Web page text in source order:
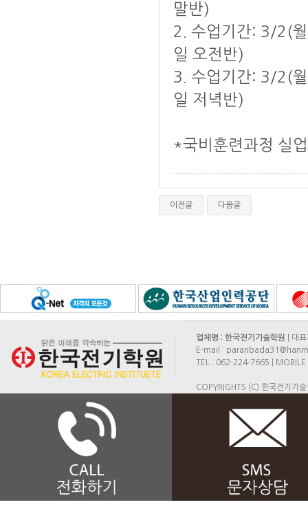
말반)
2. 수업기간: 3/2(
일 오전반)
3. 수업기간: 3/2(
일 저녁반)
*국비훈련과정 실
이전글 다음글
업체명 : 한국전기기술학원
| 대
E-mail :
TEL : 062-224-7665 | MOBILE
COPYRIGHTS (C) 한국전기기